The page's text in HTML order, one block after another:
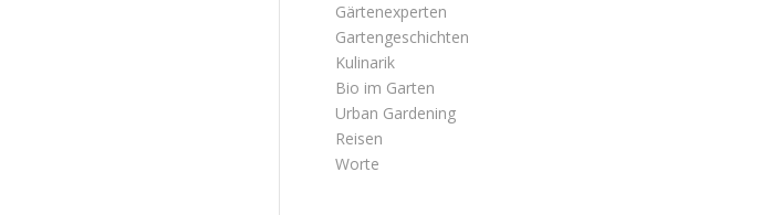
Gärtenexperten
Gartengeschichten
Kulinarik
Bio im Garten
Urban Gardening
Reisen
Worte